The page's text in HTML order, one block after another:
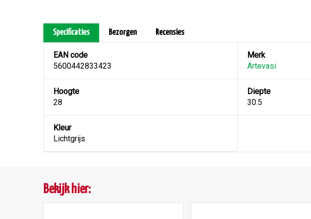
Specificaties Bezorgen Recensies
EAN code
5600442833423
Merk
Artevasi
Hoogte
28
Diepte
30.5
Kleur
Lichtgrijs
Bekijk hier: